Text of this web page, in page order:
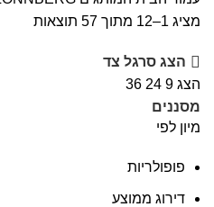
מציג 1–12 מתוך 57 תוצאות
הצג סרגל צד
הצג 9
24
36
מסננים
מיון לפי
פופולריות
דירוג ממוצע